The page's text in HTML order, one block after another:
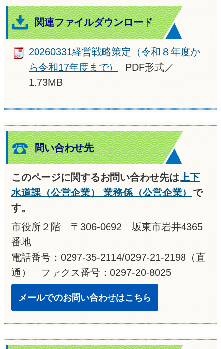
関連ファイルダウンロード
20260331経営戦略策定（令和８年度か
ら令和17年度まで）
PDF形式／
1.73MB
問い合わせ先
このページに関するお問い合わせ先は上下
水道課（公営企業） 業務係（公営企業）
で
す。
市役所２階 〒306-0692 坂東市岩井4365
番地
電話番号：0297-35-2114/0297-21-2198（直
通） ファクス番号：0297-20-8025
メールでのお問い合わせはこちら